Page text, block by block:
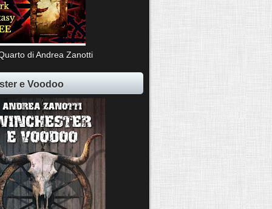
di Andrea Zanotti
e Voodoo